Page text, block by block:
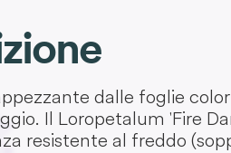
dalle foglie
Il Loropetalum 'Fire
resistente al freddo